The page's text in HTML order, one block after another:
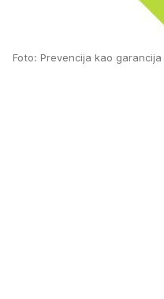
Foto: Prevencija kao garancija